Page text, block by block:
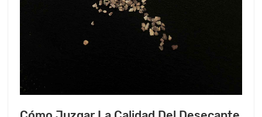
hemos dedicado a investigar varios productos antimoho
de acuerdo con las disposiciones de la UE (REACH), y la
calidad de nuestros productos cumple con las leyes y
estadounidenses.&nbsp;&nbsp;&nbsp;Lo anterior es la
información sobre los nuevos fabricantes de desecantes
ambientales nano, lo actualizaremos regularmente con